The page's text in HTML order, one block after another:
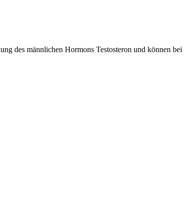
des männlichen Hormons Testosteron und können bei